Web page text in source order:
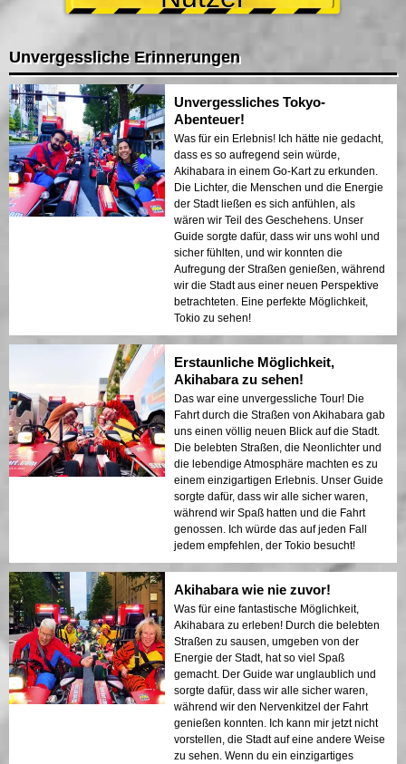
Unvergessliche Erinnerungen
Unvergessliches Tokyo-
Abenteuer!
Was für ein Erlebnis! Ich hätte nie gedacht,
dass es so aufregend sein würde,
Akihabara in einem Go-Kart zu erkunden.
Die Lichter, die Menschen und die Energie
der Stadt ließen es sich anfühlen, als
wären wir Teil des Geschehens. Unser
Guide sorgte dafür, dass wir uns wohl und
sicher fühlten, und wir konnten die
Aufregung der Straßen genießen, während
wir die Stadt aus einer neuen Perspektive
betrachteten. Eine perfekte Möglichkeit,
Tokio zu sehen!
Erstaunliche Möglichkeit,
Akihabara zu sehen!
Das war eine unvergessliche Tour! Die
Fahrt durch die Straßen von Akihabara gab
uns einen völlig neuen Blick auf die Stadt.
Die belebten Straßen, die Neonlichter und
die lebendige Atmosphäre machten es zu
einem einzigartigen Erlebnis. Unser Guide
sorgte dafür, dass wir alle sicher waren,
während wir Spaß hatten und die Fahrt
genossen. Ich würde das auf jeden Fall
jedem empfehlen, der Tokio besucht!
Akihabara wie nie zuvor!
Was für eine fantastische Möglichkeit,
Akihabara zu erleben! Durch die belebten
Straßen zu sausen, umgeben von der
Energie der Stadt, hat so viel Spaß
gemacht. Der Guide war unglaublich und
sorgte dafür, dass wir alle sicher waren,
während wir den Nervenkitzel der Fahrt
genießen konnten. Ich kann mir jetzt nicht
vorstellen, die Stadt auf eine andere Weise
zu sehen. Wenn du ein einzigartiges